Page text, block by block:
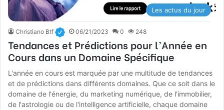
Les actus du jour
Christiano Btf 06/21/2023 0 248
Tendances et Prédictions pour l’Année en
Cours dans un Domaine Spécifique
L'année en cours est marquée par une multitude de tendances
et de prédictions dans différents domaines. Que ce soit dans le
domaine de l'énergie, du marketing numérique, de l'immobilier,
de l'astrologie ou de l'intelligence artificielle, chaque domaine